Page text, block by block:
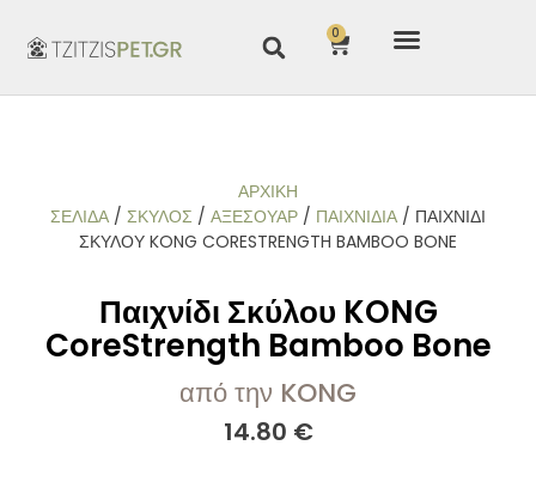
0
ΑΡΧΙΚΉ
ΣΕΛΊΔΑ / ΣΚΥΛΟΣ / ΑΞΕΣΟΥΑΡ / ΠΑΙΧΝΊΔΙΑ / ΠΑΙΧΝΊΔΙ
ΣΚΎΛΟΥ KONG CORESTRENGTH BAMBOO BONE
Παιχνίδι Σκύλου KONG
CoreStrength Bamboo Bone
από την KONG
14.80 €